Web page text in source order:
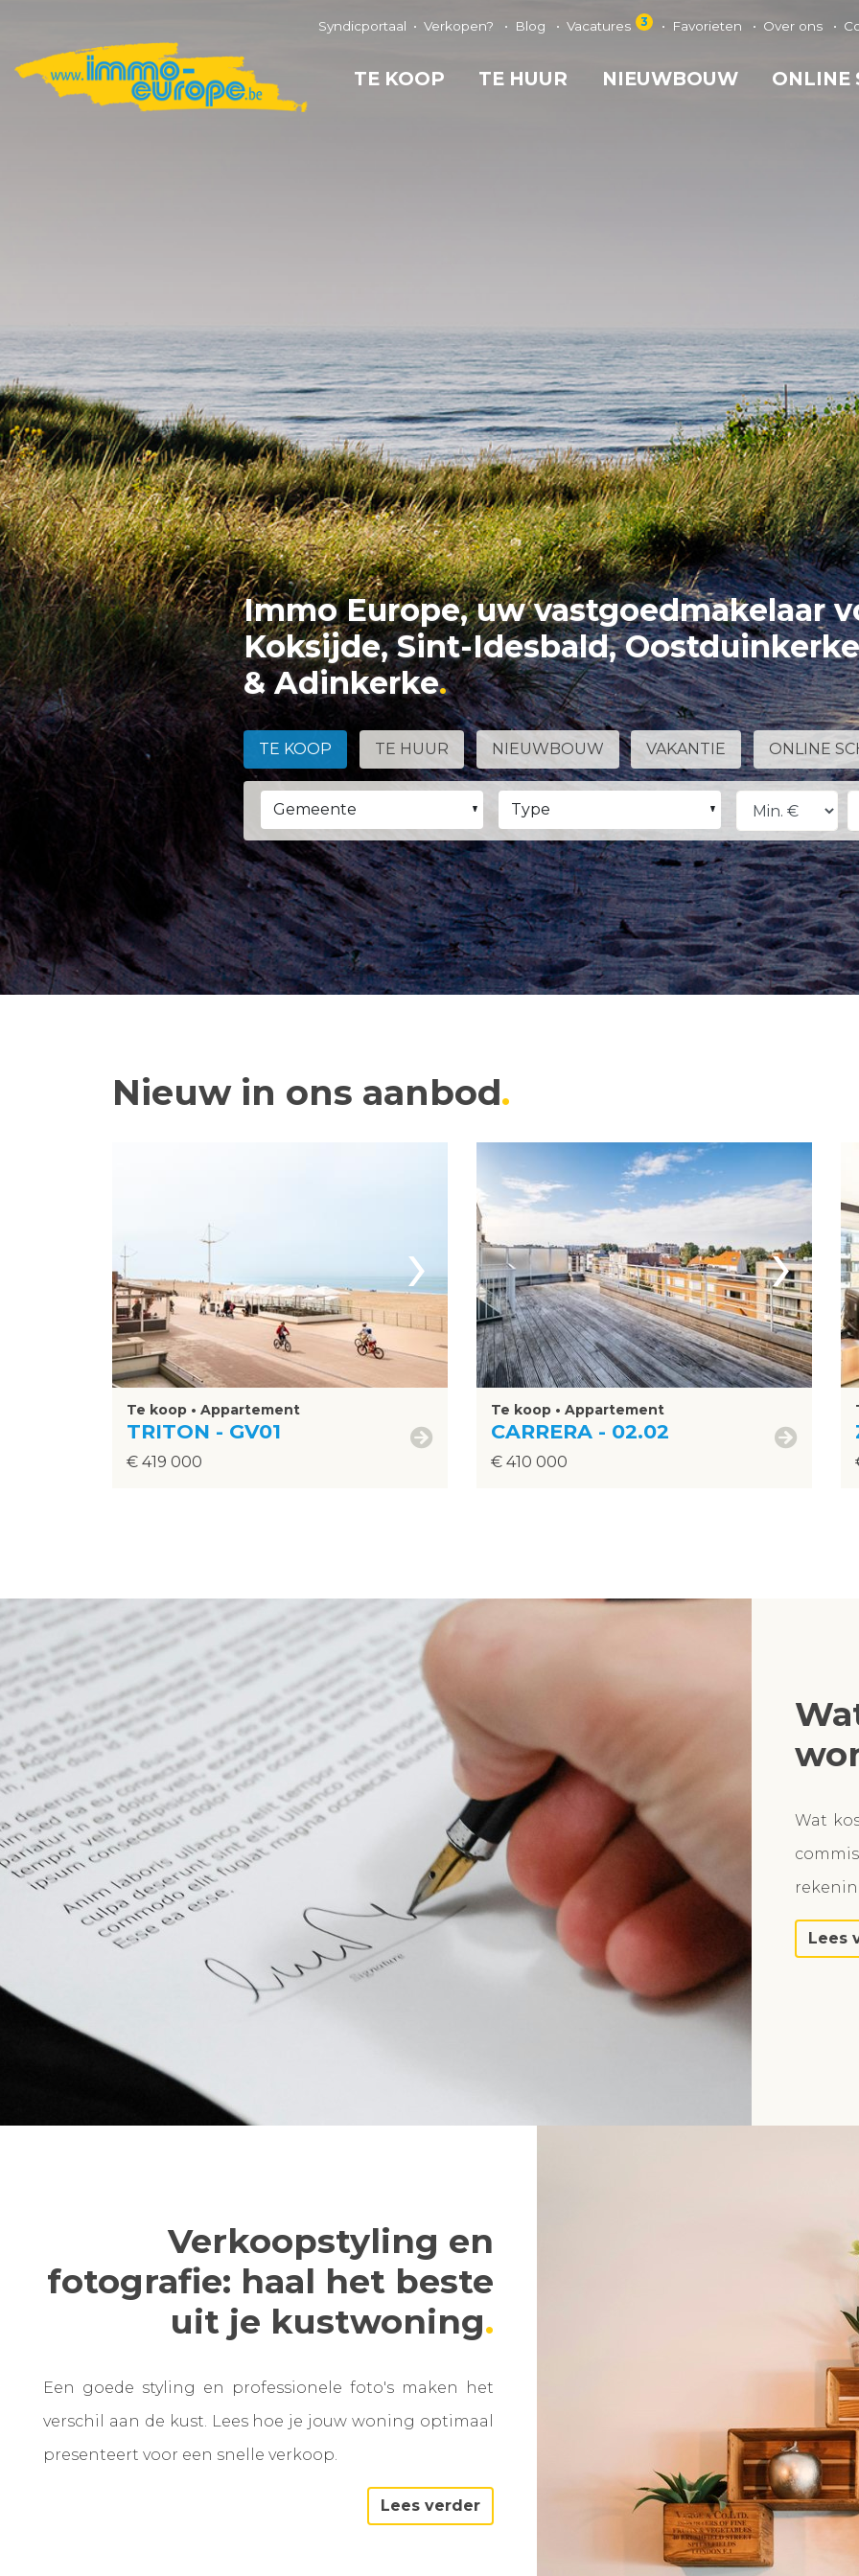
Syndicportaal Verkopen? Blog Vacatures 3 Favorieten Over ons
TE KOOP TE HUUR NIEUWBOUW ONLINE
Immo Europe, uw vastgoedmakelaar
Koksijde, Sint-Idesbald,
& Adinkerke
TE KOOP TE HUUR NIEUWBOUW VAKANTIE ONLINE
Gemeente Type
Nieuw in ons aanbod
›
Te koop • Appartement
TRITON - GV01
€ 419 000
›
Te koop • Appartement
CARRERA - 02.02
€ 410 000
Wat
Lees
Verkoopstyling en
fotografie: haal het beste
uit je kustwoning
Een goede styling en professionele foto's maken het
verschil aan de kust. Lees hoe je jouw woning optimaal
presenteert voor een snelle verkoop.
Lees verder